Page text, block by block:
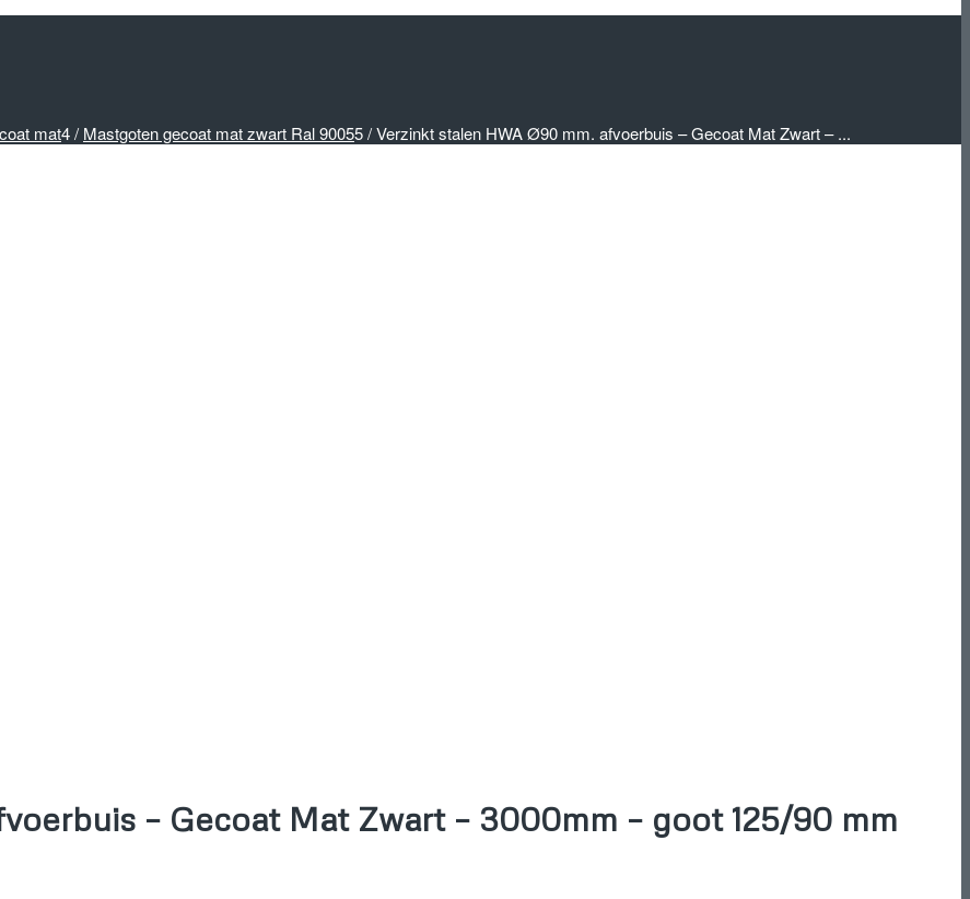
mat4/ Mastgoten gecoat mat zwart Ral 90055/Verzinkt stalen HWA Ø90 mm. afvoerbuis – Gecoat Mat Zwart – ...
– Gecoat Mat Zwart – 3000mm – goot 125/90 mm